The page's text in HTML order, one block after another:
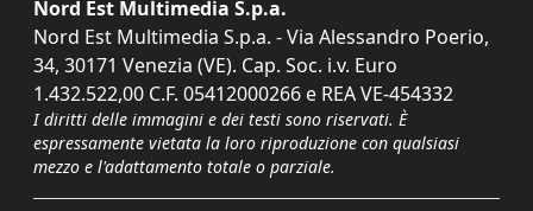
Nord Est Multimedia S.p.a.
Nord Est Multimedia S.p.a. - Via Alessandro Poerio,
34, 30171 Venezia (VE). Cap. Soc. i.v. Euro
1.432.522,00 C.F. 05412000266 e REA VE-454332
I diritti delle immagini e dei testi sono riservati. È
espressamente vietata la loro riproduzione con qualsiasi
mezzo e l'adattamento totale o parziale.